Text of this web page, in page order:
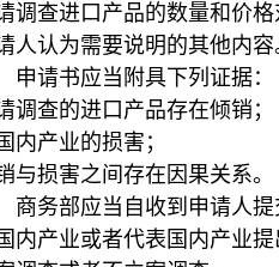
查进口产品的数量和价格
认为需要说明的其他内容
书应当附具下列证据：
查的进口产品存在倾销；
产业的损害；
损害之间存在因果关系。
部应当自收到申请人提
内产业或者代表国内产业